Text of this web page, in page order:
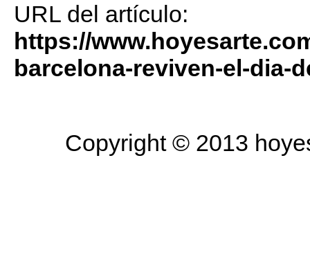
URL del artículo:
https://
barcelona-reviven-el-dia-
Copyright © 2013